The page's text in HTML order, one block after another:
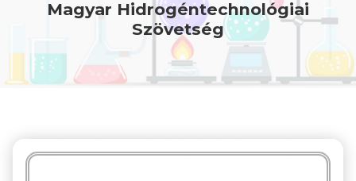
Magyar Hidrogéntechnológiai
Szövetség